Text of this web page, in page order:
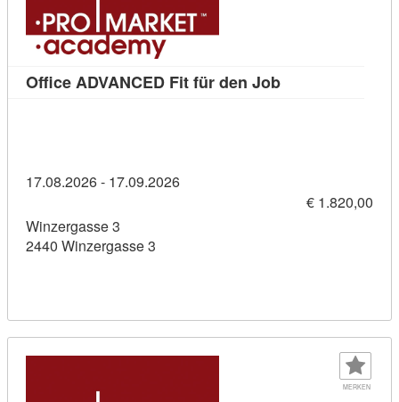
Office ADVANCED Fit für den JobKursdetail:
17.08.2026 - 17.09.2026
€ 1.820,00
Winzergasse 3
2440 Winzergasse 3
MERKEN